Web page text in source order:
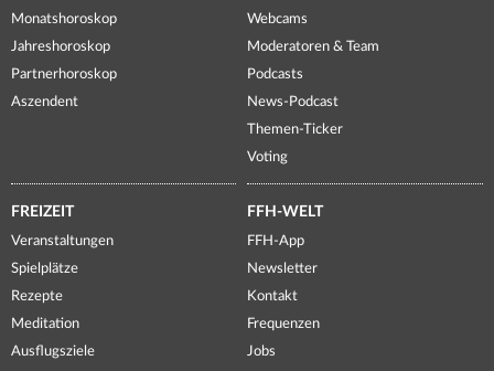
Monatshoroskop
Jahreshoroskop
Partnerhoroskop
Aszendent
Webcams
Moderatoren & Team
Podcasts
News-Podcast
Themen-Ticker
Voting
FREIZEIT
Veranstaltungen
Spielplätze
Rezepte
Meditation
Ausflugsziele
FFH-WELT
FFH-App
Newsletter
Kontakt
Frequenzen
Jobs